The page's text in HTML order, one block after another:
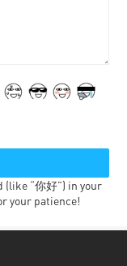
(like “你好”) in your
your patience!